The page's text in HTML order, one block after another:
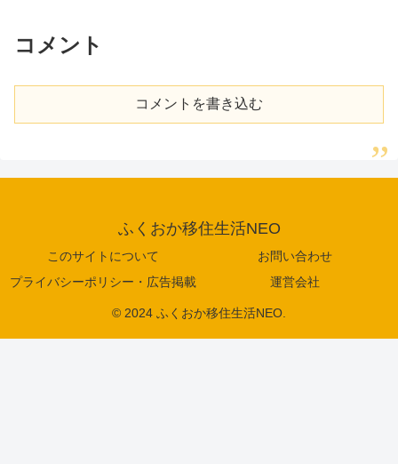
コメント
コメントを書き込む
ふくおか移住生活NEO
このサイトについて
お問い合わせ
プライバシーポリシー・広告掲載
運営会社
© 2024 ふくおか移住生活NEO.